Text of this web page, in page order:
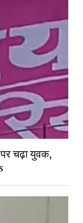
पर चढ़ा युवक,